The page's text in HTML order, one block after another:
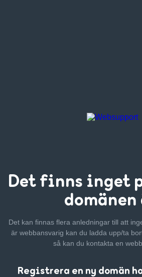
Det finns inget
domänen
Det kan finnas flera anledningar till att
är webbansvarig kan du ladda upp/ta
så kan du kontakta en
Registrera en ny domän